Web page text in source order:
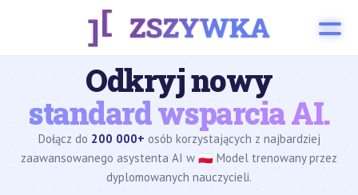
Odkryj nowy
standard wsparcia AI.
Dołącz do 200 000+ osób korzystających z najbardziej
zaawansowanego asystenta AI w 🇵🇱 Model trenowany przez
dyplomowanych nauczycieli.